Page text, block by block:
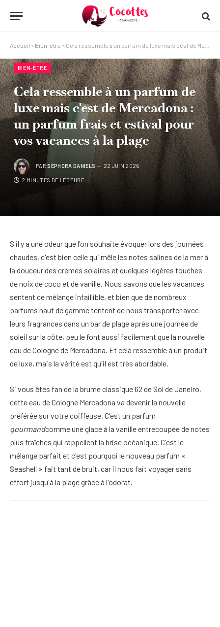
Accueil » Bien-être » Cela ressemble à un parfum de luxe mais c'est de Mercadona : un parfum frais et estival pour vos vacances à la plage
BIEN-ÊTRE
Cela ressemble à un parfum de
luxe mais c'est de Mercadona :
un parfum frais et estival pour
vos vacances à la plage
PARSÉPHORA DANIELS 22 JUIN 2026
2 MINUTES DE LECTURE
S'il y a une odeur que l'on souhaite évoquer lors des journées
chaudes, c'est bien celle qui mêle les notes salines de la mer à
la douceur des crèmes solaires et quelques légères touches
de noix de coco et de vanille. Nous savons que les vacances
sentent ce mélange infaillible, et bien que de nombreux
parfums haut de gamme tentent de nous transporter avec
leurs fragrances dans un bar de plage après une journée de
soleil sur la côte, peu le font aussi facilement que la nouvelle
eau de Cologne de Mercadona. Et cela ressemble à un produit
de luxe, mais la vérité est qu'il est très abordable.
Si vous êtes fan de la brume classique 62 de Sol de Janeiro,
cette eau de Cologne Mercadona va devenir la nouvelle
préférée sur votre coiffeuse. C'est un parfum
gourmandcomme une glace à la vanille entrecoupée de notes
plus fraîches qui rappellent la brise océanique. C'est le
mélange parfait et c'est pourquoi le nouveau parfum «
Seashell » fait tant de bruit, car il nous fait voyager sans
effort jusqu'à la plage grâce à l'odorat.